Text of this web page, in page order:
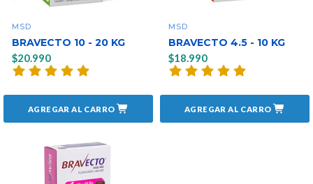
MSD
BRAVECTO 10 - 20 KG
$20.990
AGREGAR AL CARRO
MSD
BRAVECTO 4.5 - 10 KG
$18.990
AGREGAR AL CARRO